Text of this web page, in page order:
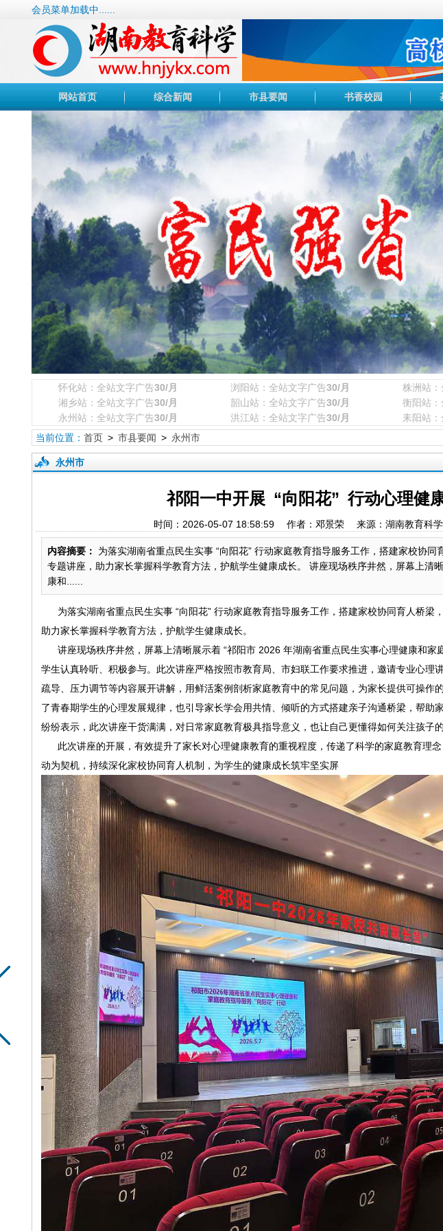
会员菜单加载中......
网站首页 综合新闻 市县要闻 书香校园
怀化站：全站文字广告30/月 浏阳站：全站文字广告30/月 株洲站
湘乡站：全站文字广告30/月 韶山站：全站文字广告30/月 衡阳站
永州站：全站文字广告30/月 洪江站：全站文字广告30/月 耒阳站
当前位置： 首页> 市县要闻 > 永州市
永州市
祁阳一中开展 “向阳花” 行动心理健
时间：2026-05-07 18:58:59 作者：邓景荣 来源：湖南教育科
内容摘要：
为落实湖南省重点民生实事 “向阳花” 行动家庭教育指导服务工作，搭建家校协
专题讲座，助力家长掌握科学教育方法，护航学生健康成长。 讲座现场秩序井然，屏幕上清
康和......
为落实湖南省重点民生实事 “向阳花” 行动家庭教育指导服务工作，搭建家校协同育人桥梁
助力家长掌握科学教育方法，护航学生健康成长。
讲座现场秩序井然，屏幕上清晰展示着 “祁阳市 2026 年湖南省重点民生实事心理健康和家
学生认真聆听、积极参与。此次讲座严格按照市教育局、市妇联工作要求推进，邀请专业心理
疏导、压力调节等内容展开讲解，用鲜活案例剖析家庭教育中的常见问题，为家长提供可操作
了青春期学生的心理发展规律，也引导家长学会用共情、倾听的方式搭建亲子沟通桥梁，帮助
纷纷表示，此次讲座干货满满，对日常家庭教育极具指导意义，也让自己更懂得如何关注孩子
此次讲座的开展，有效提升了家长对心理健康教育的重视程度，传递了科学的家庭教育理
动为契机，持续深化家校协同育人机制，为学生的健康成长筑牢坚实屏